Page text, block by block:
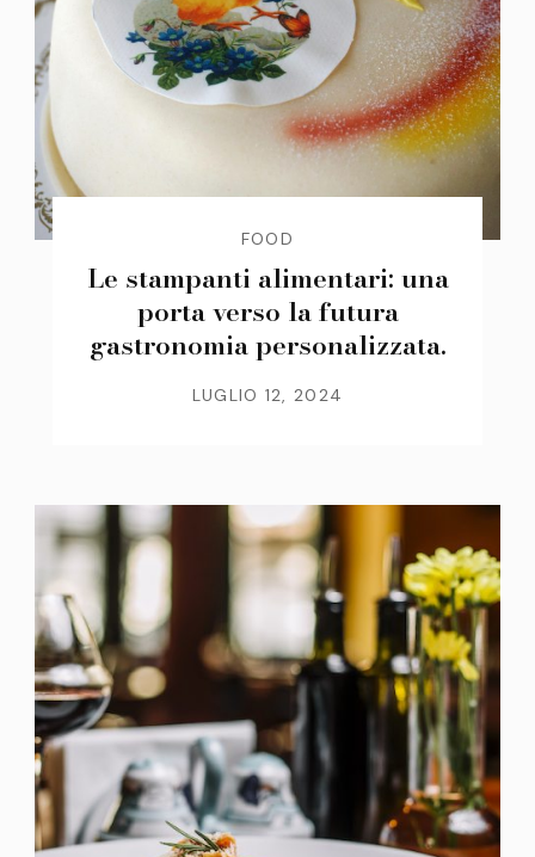
FOOD
Le stampanti alimentari: una
porta verso la futura
gastronomia personalizzata.
LUGLIO 12, 2024